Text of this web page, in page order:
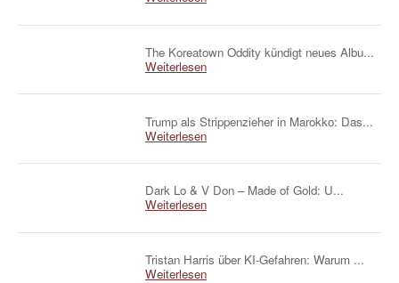
The Koreatown Oddity kündigt neues Albu...
Weiterlesen
Trump als Strippenzieher in Marokko: Das...
Weiterlesen
Dark Lo & V Don – Made of Gold: U...
Weiterlesen
Tristan Harris über KI-Gefahren: Warum ...
Weiterlesen